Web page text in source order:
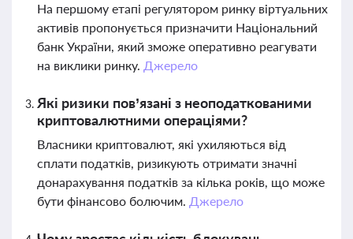
На першому етапі регулятором ринку віртуальних
активів пропонується призначити Національний
банк України, який зможе оперативно реагувати
на виклики ринку. Джерело
Які ризики пов’язані з неоподаткованими
криптовалютними операціями?
Власники криптовалют, які ухиляються від
сплати податків, ризикують отримати значні
донарахування податків за кілька років, що може
бути фінансово болючим. Джерело